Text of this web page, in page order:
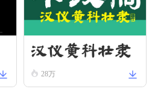
汉仪黄科壮隶
W28万